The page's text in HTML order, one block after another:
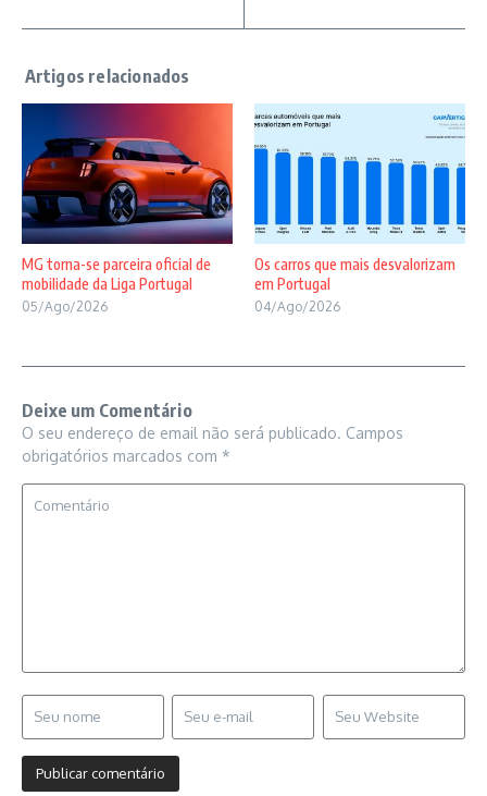
MG torna-se parceira oficial de
mobilidade da Liga Portugal
05/Ago/2026
Os carros que mais desvalorizam
em Portugal
04/Ago/2026
Deixe um Comentário
O seu endereço de email não será publicado. Campos
obrigatórios marcados com *